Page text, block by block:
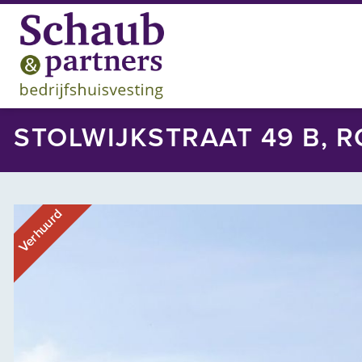
STOLWIJKSTRAAT 49 B,
Verhuurd